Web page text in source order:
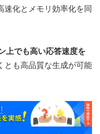
速化とメモリ効率化を同
上でも高い応答速度を
とも高品質な生成が可能